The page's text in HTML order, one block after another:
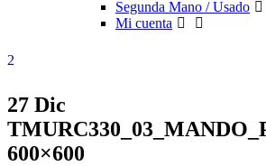
Segunda Mano / Usado
Mi cuenta
27 Dic
600×600